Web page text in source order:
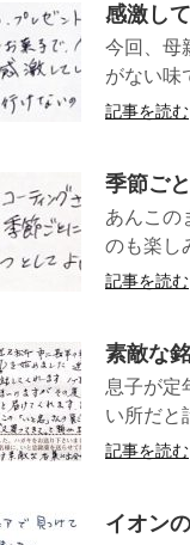
感激し
今回、母
がない味
記事を読む
季節ご
あんこの
のも楽
記事を読む
素敵な
息子が定
い所だと
記事を読む
イオン